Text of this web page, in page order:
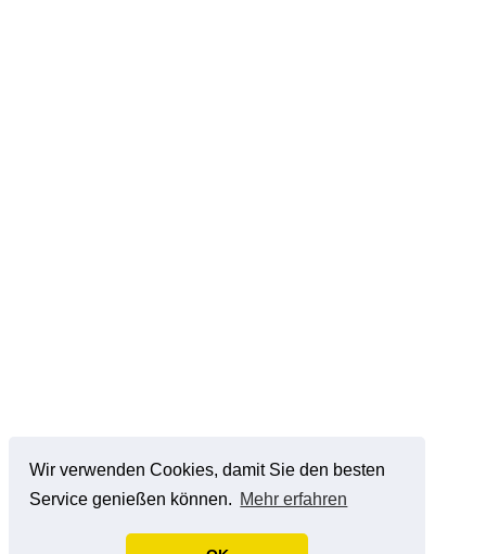
Wir verwenden Cookies, damit Sie den besten
Service genießen können. Mehr erfahren